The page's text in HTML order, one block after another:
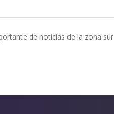
de noticias de la zona sur